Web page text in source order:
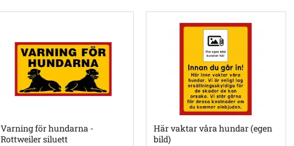
Varning för hundarna -
Rottweiler siluett
Här vaktar våra hundar (egen
bild)